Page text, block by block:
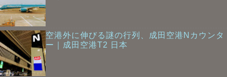
空港外に伸びる謎の行列、成田空港Nカウンタ
ー｜成田空港T2 日本